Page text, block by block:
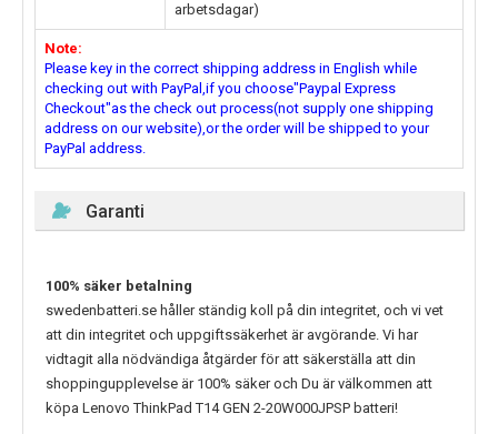
arbetsdagar)
Note:
Please key in the correct shipping address in English while
checking out with PayPal,if you choose"Paypal Express
Checkout"as the check out process(not supply one shipping
address on our website),or the order will be shipped to your
PayPal address.
Garanti
100% säker betalning
swedenbatteri.se håller ständig koll på din integritet, och vi vet
att din integritet och uppgiftssäkerhet är avgörande. Vi har
vidtagit alla nödvändiga åtgärder för att säkerställa att din
shoppingupplevelse är 100% säker och Du är välkommen att
köpa Lenovo ThinkPad T14 GEN 2-20W000JPSP batteri!